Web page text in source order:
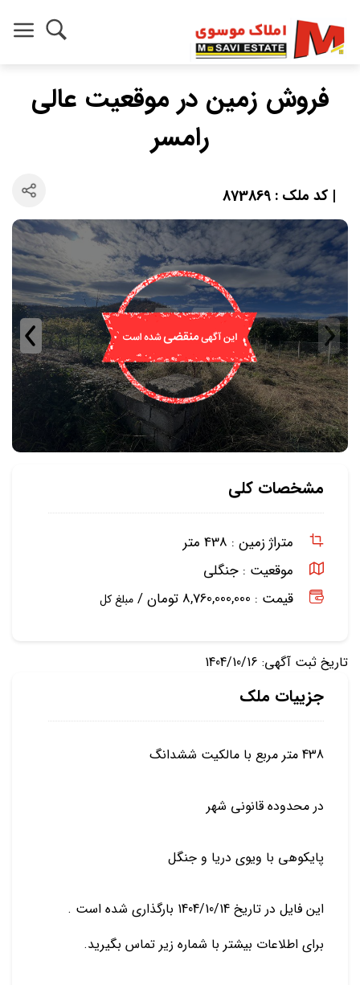
فروش زمین در موقعیت عالی
رامسر
| کد ملک : 873869
مشخصات کلی
متراژ زمین : 438 متر
موقعیت : جنگلی
قیمت : 8,760,000,000 تومان /
مبلغ کل
تاریخ ثبت آگهی: 1404/10/16
جزییات ملک
438 متر مربع با مالکیت ششدانگ
در محدوده قانونی شهر
پایکوهی با ویوی دریا و جنگل
این فایل در تاریخ 1404/10/14 بارگذاری شده است .
برای اطلاعات بیشتر با شماره زیر تماس بگیرید.